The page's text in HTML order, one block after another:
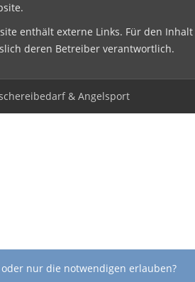
enthält externe Links. Für den
deren Betreiber verantwortlich.
& Angelsport
nur die notwendigen erlauben?